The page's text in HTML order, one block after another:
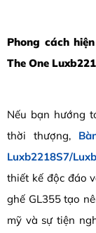
Phong cách
The One
Nếu bạn hướng
thời thượng,
Luxb2218S7/
thiết kế độc đáo
ghế GL355 tạo
mỹ và sự tiện